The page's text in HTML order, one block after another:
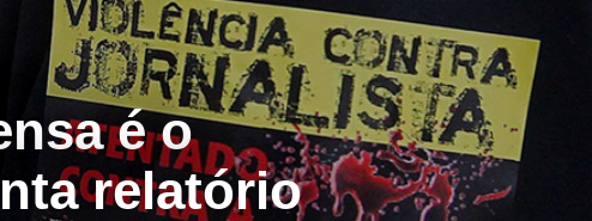
é o
relatório